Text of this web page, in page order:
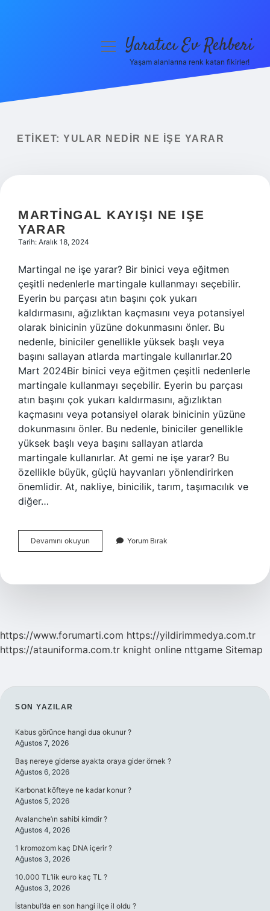
Yasal Uyarı
menüyüYaratıcı Ev Rehberi
Yaşam alanlarına renk katan fikirler!
ETIKET: YULAR NEDIR NE IŞE YARAR
MARTINGAL KAYIŞI NE IŞE
YARAR
Tarih: Aralık 18, 2024
Martingal ne işe yarar? Bir binici veya eğitmen
çeşitli nedenlerle martingale kullanmayı seçebilir.
Eyerin bu parçası atın başını çok yukarı
kaldırmasını, ağızlıktan kaçmasını veya potansiyel
olarak binicinin yüzüne dokunmasını önler. Bu
nedenle, biniciler genellikle yüksek başlı veya
başını sallayan atlarda martingale kullanırlar.20
Mart 2024Bir binici veya eğitmen çeşitli nedenlerle
martingale kullanmayı seçebilir. Eyerin bu parçası
atın başını çok yukarı kaldırmasını, ağızlıktan
kaçmasını veya potansiyel olarak binicinin yüzüne
dokunmasını önler. Bu nedenle, biniciler genellikle
yüksek başlı veya başını sallayan atlarda
martingale kullanırlar. At gemi ne işe yarar? Bu
özellikle büyük, güçlü hayvanları yönlendirirken
önemlidir. At, nakliye, binicilik, tarım, taşımacılık ve
diğer…
Devamını okuyun Martingal
Kayışı
Yarar
Yorum Bırak
https://www.forumarti.com https://yildirimmedya.com.tr
https://atauniforma.com.tr knight online nttgame Sitemap
SIDEBAR
SON YAZILAR
Kabus görünce hangi dua okunur ?
Ağustos 7, 2026
Baş nereye giderse ayakta oraya gider örnek ?
Ağustos 6, 2026
Karbonat köfteye ne kadar konur ?
Ağustos 5, 2026
Avalanche’ın sahibi kimdir ?
Ağustos 4, 2026
1 kromozom kaç DNA içerir ?
Ağustos 3, 2026
10.000 TL’lik euro kaç TL ?
Ağustos 3, 2026
İstanbul’da en son hangi ilçe il oldu ?